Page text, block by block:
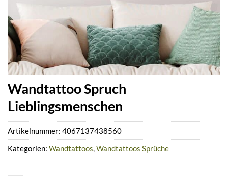
Wandtattoo Spruch
Lieblingsmenschen
Artikelnummer: 4067137438560
Kategorien: Wandtattoos,Wandtattoos Sprüche